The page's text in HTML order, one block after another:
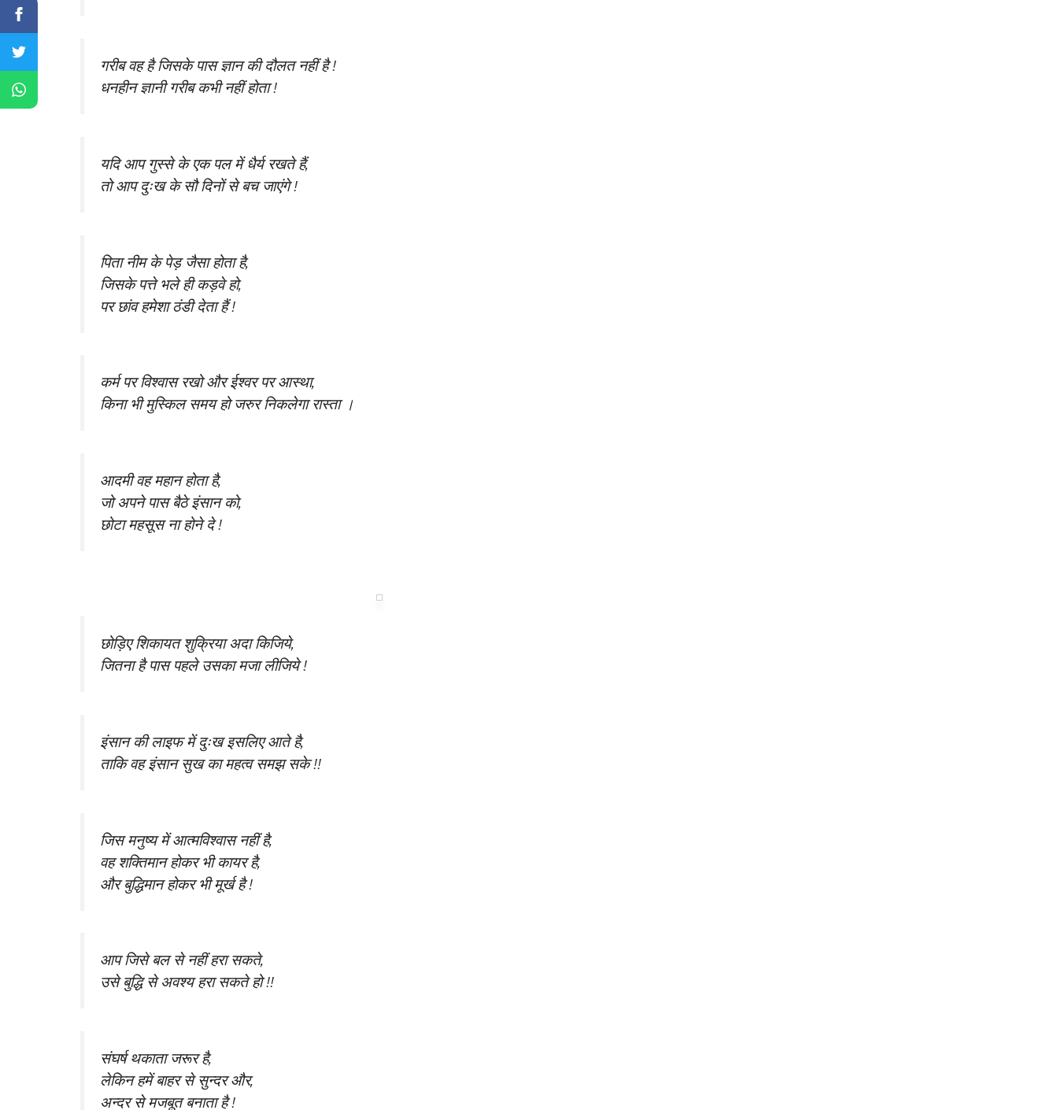
गरीब वह है जिसके पास ज्ञान की दौलत नहीं है !
धनहीन ज्ञानी गरीब कभी नहीं होता !
यदि आप गुस्से के एक पल में धैर्य रखते हैं,
तो आप दुःख के सौ दिनों से बच जाएंगे !
पिता नीम के पेड़ जैसा होता है,
जिसके पत्ते भले ही कड़वे हो,
पर छांव हमेशा ठंडी देता हैं !
कर्म पर विश्वास रखो और ईश्वर पर आस्था,
किना भी मुस्किल समय हो जरुर निकलेगा रास्ता ।
आदमी वह महान होता है,
जो अपने पास बैठे इंसान को,
छोटा महसूस ना होने दे !
छोड़िए शिकायत शुक्रिया अदा किजिये,
जितना है पास पहले उसका मजा लीजिये !
इंसान की लाइफ में दुःख इसलिए आते है,
ताकि वह इंसान सुख का महत्व समझ सके !!
जिस मनुष्‍य में आत्‍‍मविश्‍वास नहीं है,
वह शक्तिमान होकर भी कायर है,
और बुद्धिमान होकर भी मूर्ख है !
आप जिसे बल से नहीं हरा सकते,
उसे बुद्धि से अवश्य हरा सकते हो !!
संघर्ष थकाता जरूर है,
लेकिन हमें बाहर से सुन्दर और,
अन्दर से मजबूत बनाता है !